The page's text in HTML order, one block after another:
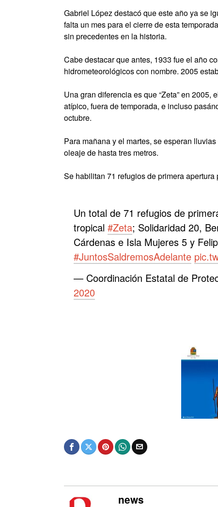
Gabriel López destacó que este año ya se
falta un mes para el cierre de esta
sin precedentes en la historia.
Cabe destacar que antes, 1933 fue el año
hidrometeorológicos con nombre. 2005
Una gran diferencia es que “Zeta” en
atípico, fuera de temporada, e incluso
octubre.
Para mañana y el martes, se esperan
oleaje de hasta tres metros.
Se habilitan 71 refugios de primera
Un total de 71 refugios de
tropical #Zeta; Solidaridad 20,
Cárdenas e Isla Mujeres 5 y
#JuntosSaldremosAdelante
— Coordinación Estatal de
2020
news